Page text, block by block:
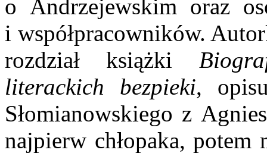
o Andrzejewskim oraz
i współpracowników.
rozdział książki
literackich bezpieki,
Słomianowskiego z
najpierw chłopaka,